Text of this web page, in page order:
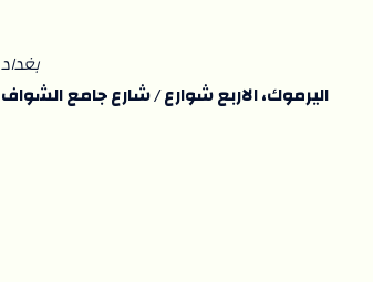
بغداد
اليرموك، الاربع شوارع / شارع جامع الشواف